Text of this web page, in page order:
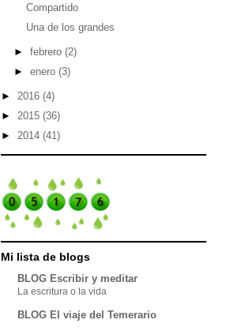
Compartido
Una de los grandes
► febrero (2)
► enero (3)
► 2016 (4)
► 2015 (36)
► 2014 (41)
Mi lista de blogs
BLOG Escribir y meditar
La escritura o la vida
BLOG El viaje del Temerario